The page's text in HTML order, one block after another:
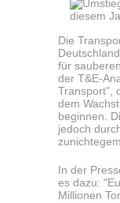
Die
für
der T&E-
Transport",
dem
beginnen.
jedoch
In der
es dazu: "
Millionen